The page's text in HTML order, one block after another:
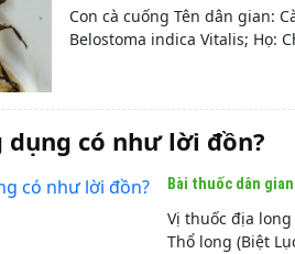
Con cà cuống Tên dân gian:
Belostoma indica Vitalis; Họ:
có như lời đồn?
Bài thuốc dân gian
Vị thuốc địa
Thổ long (Biệt